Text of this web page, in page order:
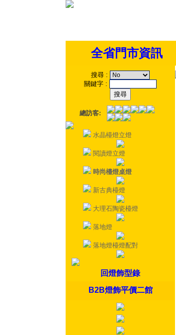
全省門市資訊
搜尋 :
關鍵字 :
總訪客:
水晶檯燈立燈
閱讀燈立燈
時尚檯燈桌燈
新古典檯燈
大理石陶瓷檯燈
落地燈
落地燈檯燈配對
回燈飾型錄
B2B燈飾平價二館